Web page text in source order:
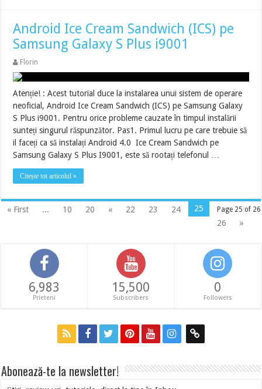
Android Ice Cream Sandwich (ICS) pe
Samsung Galaxy S Plus i9001
Florin
Atenție! : Acest tutorial duce la instalarea unui sistem de operare
neoficial, Android Ice Cream Sandwich (ICS) pe Samsung Galaxy
S Plus i9001. Pentru orice probleme cauzate în timpul instalării
sunteți singurul răspunzător. Pas1. Primul lucru pe care trebuie să
il faceți ca să instalați Android 4.0 Ice Cream Sandwich pe
Samsung Galaxy S Plus I9001, este să rootați telefonul …
Citește tot articolul »
Page 25 of 26
« First ... 10 20 « 22 23 24
25
26
»
6,983
Prieteni
15,500
Subscribers
0
Followers
Abonează-te la newsletter!